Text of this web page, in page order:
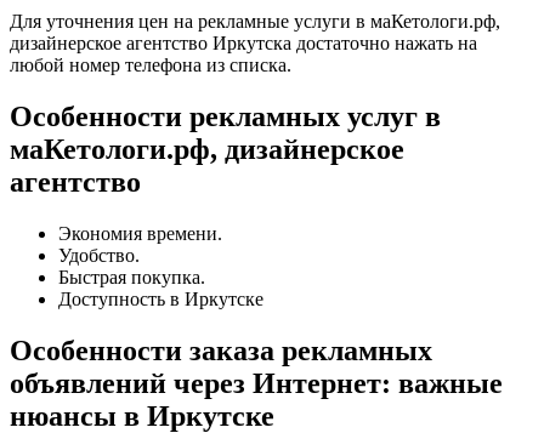
Для уточнения цен на рекламные услуги в маКетологи.рф,
дизайнерское агентство Иркутска достаточно нажать на
любой номер телефона из списка.
Особенности рекламных услуг в
маКетологи.рф, дизайнерское
агентство
Экономия времени.
Удобство.
Быстрая покупка.
Доступность в Иркутске
Особенности заказа рекламных
объявлений через Интернет: важные
нюансы в Иркутске